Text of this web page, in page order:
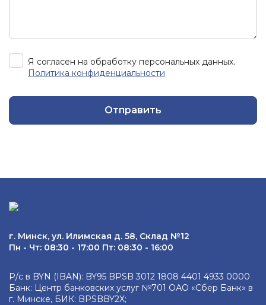
Я согласен на обработку персональных данных.
Политика конфиденциальности
Отправить
г. Минск, ул. Илимская д. 58, Склад №12
Пн - Чт: 08:30 - 17:00 Пт: 08:30 - 16:00
Р/с в BYN (IBAN): BY95 BPSB 3012 1808 4401 4933 0000
Банк: Центр банковских услуг №701 ОАО «Сбер Банк» в
г. Минске, БИК: BPSBBY2X;